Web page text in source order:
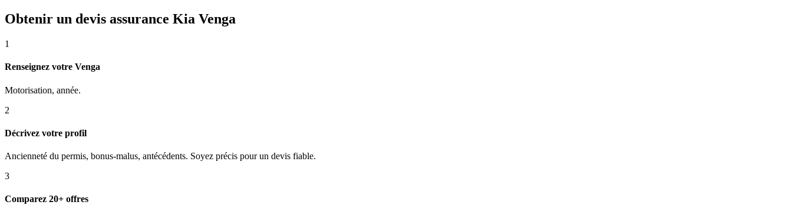
Obtenir un devis assurance Kia Venga
1
Renseignez votre Venga
Motorisation, année.
2
Décrivez votre profil
Ancienneté du permis, bonus-malus, antécédents. Soyez précis pour un devis fiable.
3
Comparez 20+ offres